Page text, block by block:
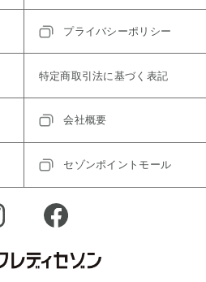
プライバシーポリシー
特定商取引法に基づく表記
会社概要
セゾンポイントモール